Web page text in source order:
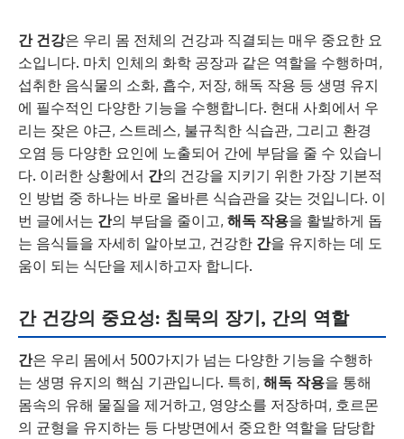
간 건강은 우리 몸 전체의 건강과 직결되는 매우 중요한 요
소입니다. 마치 인체의 화학 공장과 같은 역할을 수행하며,
섭취한 음식물의 소화, 흡수, 저장, 해독 작용 등 생명 유지
에 필수적인 다양한 기능을 수행합니다. 현대 사회에서 우
리는 잦은 야근, 스트레스, 불규칙한 식습관, 그리고 환경
오염 등 다양한 요인에 노출되어 간에 부담을 줄 수 있습니
다. 이러한 상황에서 간의 건강을 지키기 위한 가장 기본적
인 방법 중 하나는 바로 올바른 식습관을 갖는 것입니다. 이
번 글에서는 간의 부담을 줄이고, 해독 작용을 활발하게 돕
는 음식들을 자세히 알아보고, 건강한 간을 유지하는 데 도
움이 되는 식단을 제시하고자 합니다.
간 건강의 중요성: 침묵의 장기, 간의 역할
간은 우리 몸에서 500가지가 넘는 다양한 기능을 수행하
는 생명 유지의 핵심 기관입니다. 특히, 해독 작용을 통해
몸속의 유해 물질을 제거하고, 영양소를 저장하며, 호르몬
의 균형을 유지하는 등 다방면에서 중요한 역할을 담당합